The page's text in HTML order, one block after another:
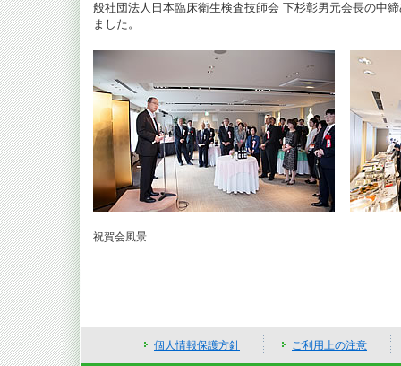
般社団法人日本臨床衛生検査技師会 下杉彰男元会長の中
ました。
祝賀会風景
個人情報保護方針 ご利用上の注意